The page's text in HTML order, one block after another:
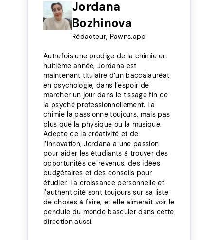
Jordana
Bozhinova
Rédacteur, Pawns.app
Autrefois une prodige de la chimie en
huitième année, Jordana est
maintenant titulaire d’un baccalauréat
en psychologie, dans l’espoir de
marcher un jour dans le tissage fin de
la psyché professionnellement. La
chimie la passionne toujours, mais pas
plus que la physique ou la musique.
Adepte de la créativité et de
l’innovation, Jordana a une passion
pour aider les étudiants à trouver des
opportunités de revenus, des idées
budgétaires et des conseils pour
étudier. La croissance personnelle et
l’authenticité sont toujours sur sa liste
de choses à faire, et elle aimerait voir le
pendule du monde basculer dans cette
direction aussi.